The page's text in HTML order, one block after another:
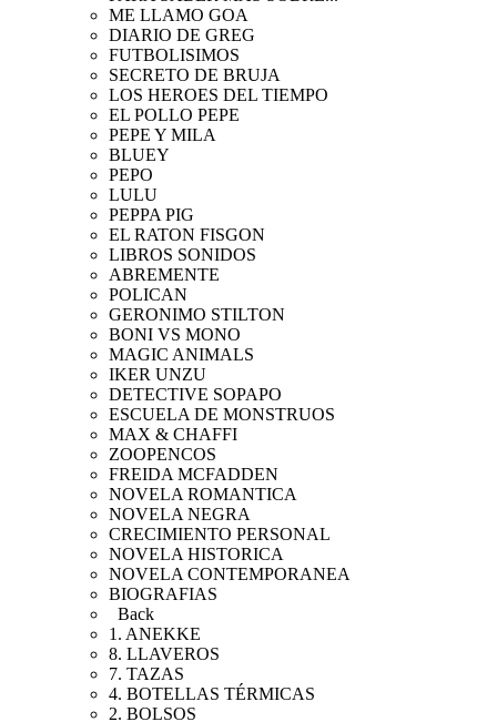
ME LLAMO GOA
DIARIO DE GREG
FUTBOLISIMOS
SECRETO DE BRUJA
LOS HEROES DEL TIEMPO
EL POLLO PEPE
PEPE Y MILA
BLUEY
PEPO
LULU
PEPPA PIG
EL RATON FISGON
LIBROS SONIDOS
ABREMENTE
POLICAN
GERONIMO STILTON
BONI VS MONO
MAGIC ANIMALS
IKER UNZU
DETECTIVE SOPAPO
ESCUELA DE MONSTRUOS
MAX & CHAFFI
ZOOPENCOS
FREIDA MCFADDEN
NOVELA ROMANTICA
NOVELA NEGRA
CRECIMIENTO PERSONAL
NOVELA HISTORICA
NOVELA CONTEMPORANEA
BIOGRAFIAS
Back
1. ANEKKE
8. LLAVEROS
7. TAZAS
4. BOTELLAS TÉRMICAS
2. BOLSOS